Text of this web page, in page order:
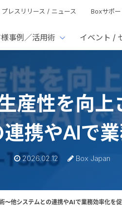
プレスリリース / ニュース Boxサポ
リモートワーク対応
安全なファイル共
Box AI
Box Apps
Box Forms
Box Automate
Box Governance
業種別
ひっ迫
情報の脱サイロ化
減
ペーパーレス化
会議の効率化
事例／活用術
501名〜2,000名
5,001名〜
イベント /
イベント・セミナーTOP
産性を向上
携やAIで
2026.02.12 Box Japan
他システムとの連携やAIで業務効率化を